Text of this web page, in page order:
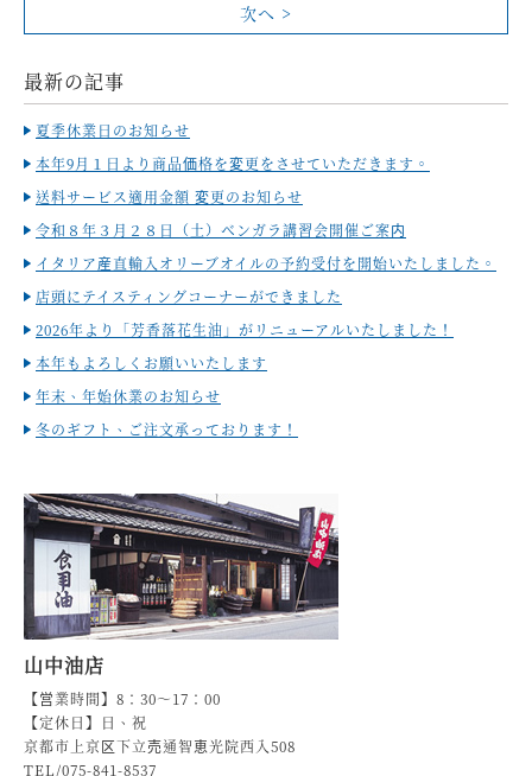
次へ >
最新の記事
夏季休業日のお知らせ
本年9月１日より商品価格を変更をさせていただきます。
送料サービス適用金額 変更のお知らせ
令和８年３月２８日（土）ベンガラ講習会開催ご案内
イタリア産直輸入オリーブオイルの予約受付を開始いたしました。
店頭にテイスティングコーナーができました
2026年より「芳香落花生油」がリニューアルいたしました！
本年もよろしくお願いいたします
年末、年始休業のお知らせ
冬のギフト、ご注文承っております！
山中油店
【営業時間】8：30～17：00
【定休日】日、祝
京都市上京区下立売通智恵光院西入508
TEL/075-841-8537